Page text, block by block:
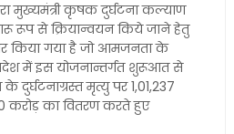
मुख्यमंत्री कृषक दुर्घटना कल्याण
रूप से क्रियान्वयन किये जाने हेतु
किया गया है जो आमजनता के
में इस योजनान्तर्गत शुरूआत से
मृत्यु पर 1,01,237
करोड़ का वितरण करते हुए